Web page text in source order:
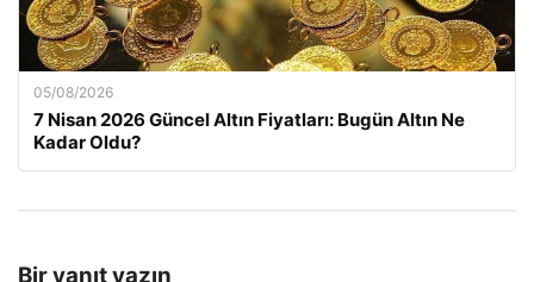
05/08/2026
7 Nisan 2026 Güncel Altın Fiyatları: Bugün Altın Ne
Kadar Oldu?
Bir yanıt yazın